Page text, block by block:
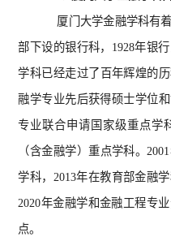
厦门大学金融学科有
部下设的银行科，1928年银
学科已经走过了百年辉煌的
融学专业先后获得硕士学位
专业联合申请国家级重点学
（含金融学）重点学科。
学科，2013年在教育部金融
2020年金融学和金融工程专
点。